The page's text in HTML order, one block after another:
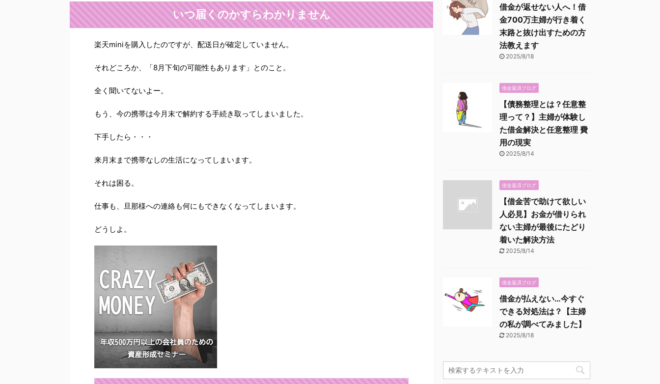
いつ届くのかすらわかりません
楽天miniを購入したのですが、配送日が確定していません。
それどころか、「8月下旬の可能性もあります」とのこと。
全く聞いてないよー。
もう、今の携帯は今月末で解約する手続き取ってしまいました。
下手したら・・・
来月末まで携帯なしの生活になってしまいます。
それは困る。
仕事も、旦那様への連絡も何にもできなくなってしまいます。
どうしよ。
借金が返せない人へ！借
金700万主婦が行き着く
末路と抜け出すための方
法教えます
2025/8/18
借金返済ブログ
【債務整理とは？任意整
理って？】主婦が体験し
た借金解決と任意整理 費
用の現実
2025/8/14
借金返済ブログ
【借金苦で助けて欲しい
人必見】お金が借りられ
ない主婦が最後にたどり
着いた解決方法
2025/8/14
借金返済ブログ
借金が払えない…今すぐ
できる対処法は？【主婦
の私が調べてみました】
2025/8/18